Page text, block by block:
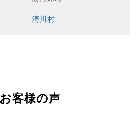
清川村
お客様の声